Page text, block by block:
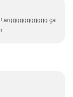
arggggggggggg ça